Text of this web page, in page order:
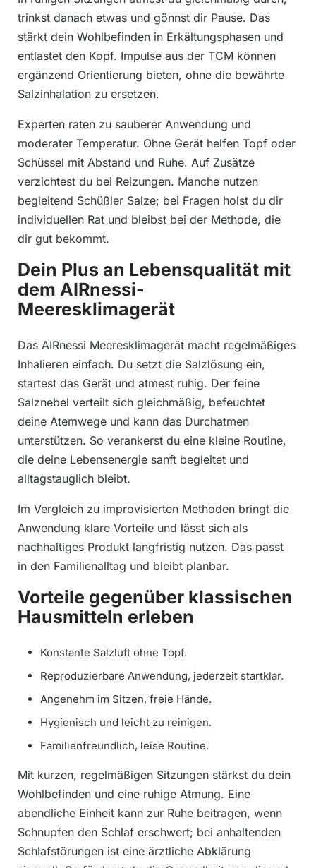
trinkst danach etwas und gönnst dir Pause. Das
stärkt dein Wohlbefinden in Erkältungsphasen und
entlastet den Kopf. Impulse aus der TCM können
ergänzend Orientierung bieten, ohne die bewährte
Salzinhalation zu ersetzen.
Experten raten zu sauberer Anwendung und
moderater Temperatur. Ohne Gerät helfen Topf oder
Schüssel mit Abstand und Ruhe. Auf Zusätze
verzichtest du bei Reizungen. Manche nutzen
begleitend Schüßler Salze; bei Fragen holst du dir
individuellen Rat und bleibst bei der Methode, die
dir gut bekommt.
Dein Plus an Lebensqualität mit
dem AIRnessi-
Meeresklimagerät
Das AIRnessi Meeresklimagerät macht regelmäßiges
Inhalieren einfach. Du setzt die Salzlösung ein,
startest das Gerät und atmest ruhig. Der feine
Salznebel verteilt sich gleichmäßig, befeuchtet
deine Atemwege und kann das Durchatmen
unterstützen. So verankerst du eine kleine Routine,
die deine Lebensenergie sanft begleitet und
alltagstauglich bleibt.
Im Vergleich zu improvisierten Methoden bringt die
Anwendung klare Vorteile und lässt sich als
nachhaltiges Produkt langfristig nutzen. Das passt
in den Familienalltag und bleibt planbar.
Vorteile gegenüber klassischen
Hausmitteln erleben
Konstante Salzluft ohne Topf.
Reproduzierbare Anwendung, jederzeit startklar.
Angenehm im Sitzen, freie Hände.
Hygienisch und leicht zu reinigen.
Familienfreundlich, leise Routine.
Mit kurzen, regelmäßigen Sitzungen stärkst du dein
Wohlbefinden und eine ruhige Atmung. Eine
abendliche Einheit kann zur Ruhe beitragen, wenn
Schnupfen den Schlaf erschwert; bei anhaltenden
Schlafstörungen ist eine ärztliche Abklärung